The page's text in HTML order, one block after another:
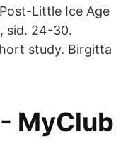
Little Ice Age
sid. 24-30.
study. Birgitta
MyClub